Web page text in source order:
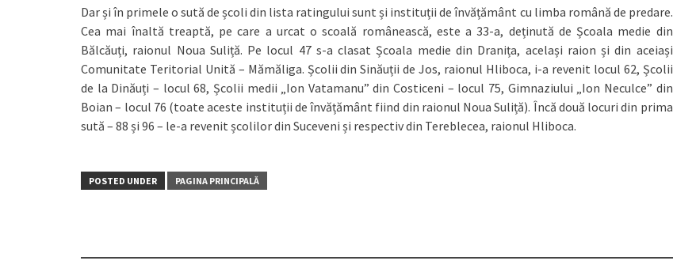
Dar și în primele o sută de școli din lista ratingului sunt și instituții de învățământ cu limba română de predare.
Cea mai înaltă treaptă, pe care a urcat o scoală românească, este a 33-a, deținută de Școala medie din
Bălcăuți, raionul Noua Suliță. Pe locul 47 s-a clasat Școala medie din Dranița, același raion și din aceiași
Comunitate Teritorial Unită – Mămăliga. Școlii din Sinăuții de Jos, raionul Hliboca, i-a revenit locul 62, Școlii
de la Dinăuți – locul 68, Școlii medii „Ion Vatamanu” din Costiceni – locul 75, Gimnaziului „Ion Neculce” din
Boian – locul 76 (toate aceste instituții de învățământ fiind din raionul Noua Suliță). Încă două locuri din prima
sută – 88 și 96 – le-a revenit școlilor din Suceveni și respectiv din Tereblecea, raionul Hliboca.
POSTED UNDER PAGINA PRINCIPALĂ